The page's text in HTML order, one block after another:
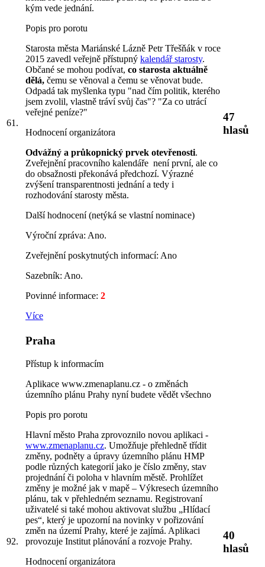
61.
kým vede jednání.
Popis pro porotu
Starosta města Mariánské Lázně Petr Třešňák v roce
2015 zavedl veřejně přístupný kalendář starosty.
Občané se mohou podívat, co starosta aktuálně
dělá, čemu se věnoval a čemu se věnovat bude.
Odpadá tak myšlenka typu "nad čím politik, kterého
jsem zvolil, vlastně tráví svůj čas"? "Za co utrácí
veřejné peníze?"
Hodnocení organizátora
Odvážný a průkopnický prvek otevřenosti.
Zveřejnění pracovního kalendáře není první, ale co
do obsažnosti překonává předchozí. Výrazné
zvýšení transparentnosti jednání a tedy i
rozhodování starosty města.
Další hodnocení (netýká se vlastní nominace)
Výroční zpráva: Ano.
Zveřejnění poskytnutých informací: Ano
Sazebník: Ano.
Povinné informace: 2
Více
47
hlasů
92.
Praha
Přístup k informacím
Aplikace www.zmenaplanu.cz - o změnách
územního plánu Prahy nyní budete vědět všechno
Popis pro porotu
Hlavní město Praha zprovoznilo novou aplikaci -
www.zmenaplanu.cz. Umožňuje přehledně třídit
změny, podněty a úpravy územního plánu HMP
podle různých kategorií jako je číslo změny, stav
projednání či poloha v hlavním městě. Prohlížet
změny je možné jak v mapě – Výkresech územního
plánu, tak v přehledném seznamu. Registrovaní
uživatelé si také mohou aktivovat službu „Hlídací
pes“, který je upozorní na novinky v pořizování
změn na území Prahy, které je zajímá. Aplikaci
provozuje Institut plánování a rozvoje Prahy.
Hodnocení organizátora
40
hlasů